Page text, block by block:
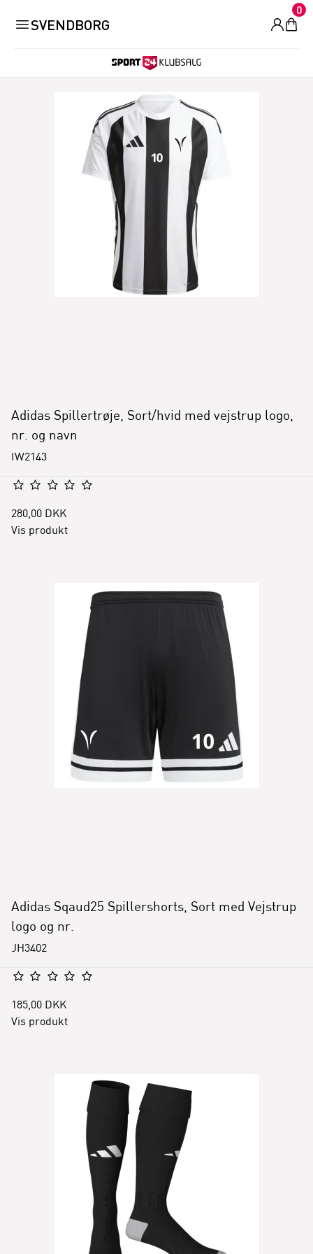
SVENDBORG
0
Adidas Spillertrøje, Sort/hvid med vejstrup logo,
nr. og navn
IW2143
280,00 DKK
Vis produkt
Adidas Sqaud25 Spillershorts, Sort med Vejstrup
logo og nr.
JH3402
185,00 DKK
Vis produkt